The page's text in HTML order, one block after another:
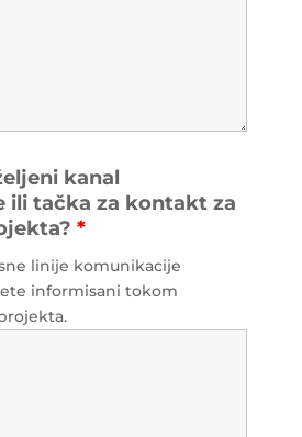
kanal
ili tačka za kontakt za
*
linije komunikacije
informisani tokom